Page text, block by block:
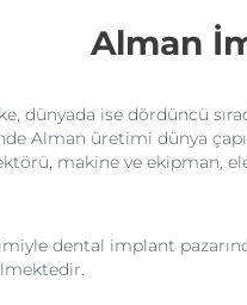
Alman
dünyada ise dördüncü
Alman üretimi dünya
makine ve ekipman,
dental implant